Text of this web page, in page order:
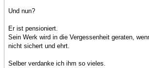
Und nun?
Er ist pensioniert.
Sein Werk wird in die Vergessenheit geraten,
nicht sichert und ehrt.
Selber verdanke ich ihm so vieles.